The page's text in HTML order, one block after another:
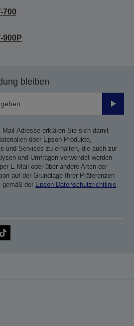
700
900P
bleiben
Mail-Adresse erklären Sie sich damit
über Epson Produkte,
und Services zu erhalten, die auch zur
und Umfragen verwendet werden
E-Mail oder über andere Arten der
auf der Grundlage Ihrer Präferenzen
gemäß der Epson Datenschutzrichtlinie.